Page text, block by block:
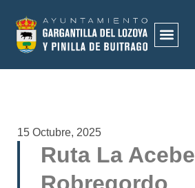
15 Octubre, 2025
Ruta La